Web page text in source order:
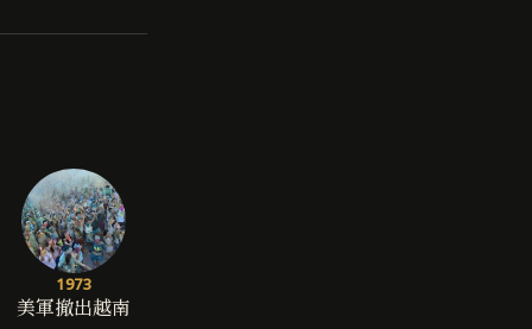
1973
美軍撤出越南